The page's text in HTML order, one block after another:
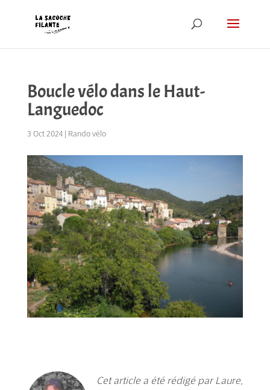
Boucle vélo dans le Haut-
Languedoc
3 Oct 2024| Rando vélo
Cet article a été rédigé par Laure,